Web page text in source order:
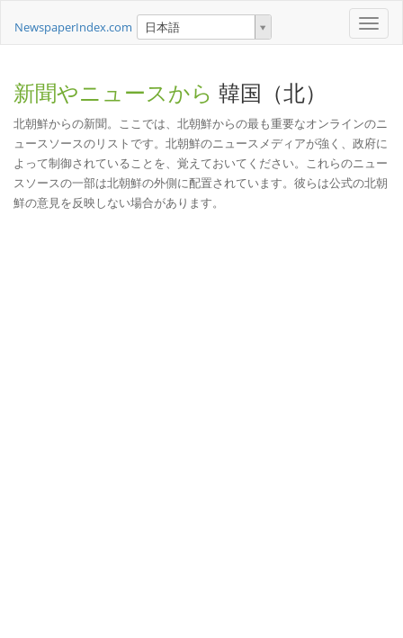
Toggle
NewspaperIndex.com 日本語
新聞やニュースから 韓国（北）
北朝鮮からの新聞。ここでは、北朝鮮からの最も重要なオンラインのニ
ュースソースのリストです。北朝鮮のニュースメディアが強く、政府に
よって制御されていることを、覚えておいてください。これらのニュー
スソースの一部は北朝鮮の外側に配置されています。彼らは公式の北朝
鮮の意見を反映しない場合があります。